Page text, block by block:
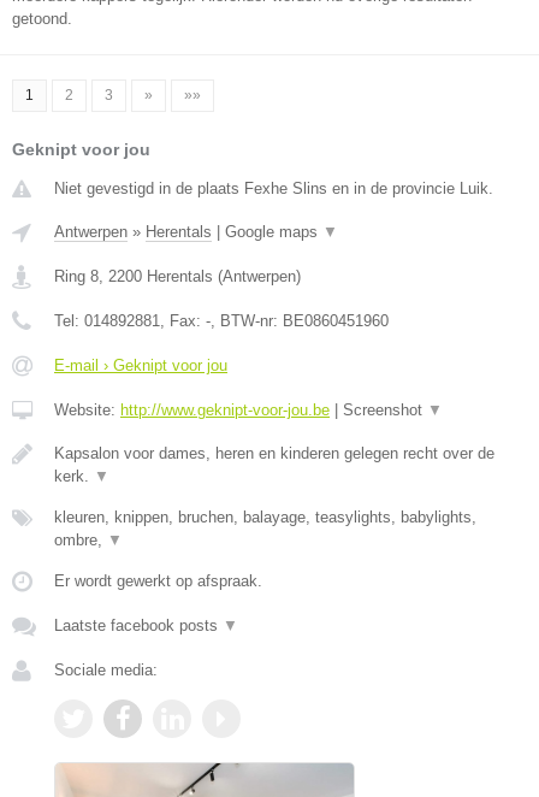
getoond.
1 2 3 » »»
Geknipt voor jou
Niet gevestigd in de plaats Fexhe Slins en in de provincie Luik.
Antwerpen » Herentals Google maps ▼
Ring 8, 2200 Herentals (Antwerpen)
Tel: 014892881, Fax: -, BTW-nr: BE0860451960
E-mail › Geknipt voor jou
Website: http://www.geknipt-voor-jou.be Screenshot ▼
Kapsalon voor dames, heren en kinderen gelegen recht over de
kerk. ▼
kleuren, knippen, bruchen, balayage, teasylights, babylights,
ombre, ▼
Er wordt gewerkt op afspraak.
Laatste facebook posts ▼
Sociale media: